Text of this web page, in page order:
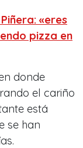
«eres
pizza en
donde
el cariño
está
se han